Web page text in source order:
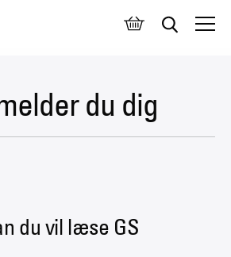
du dig
du vil læse GS